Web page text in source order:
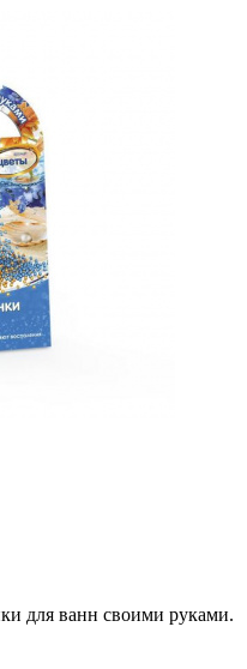
для ванн своими руками.